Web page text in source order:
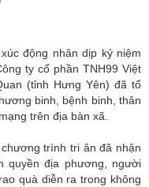
động nhân dịp kỷ niệm
ty cổ phần TNH99 Việt
(tỉnh Hưng Yên) đã tổ
binh, bệnh binh, thân
trên địa bàn xã.
trình tri ân đã nhận
quyền địa phương, người
quà diễn ra trong không